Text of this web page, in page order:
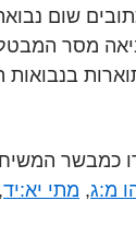
שום
מסר המבטל
בנבואות
כמבשר
מ:ג, מתי יא:יד,